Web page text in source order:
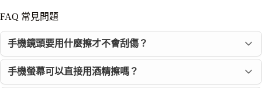
FAQ 常見問題
手機鏡頭要用什麼擦才不會刮傷？
手機螢幕可以直接用酒精擦嗎？